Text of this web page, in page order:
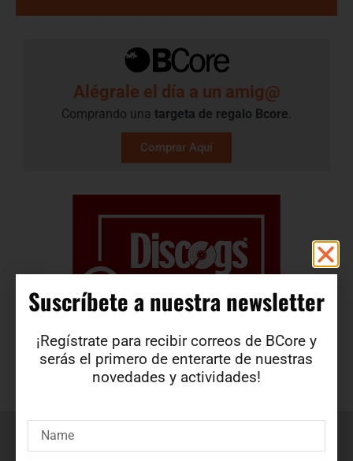
Alégrale el día a un amig@
Comprando una targeta de regalo​ Bcore.
Comprar Aquí
Suscríbete a nuestra newsletter
Suscríbete a nuestra newsletter​
¡Regístrate para recibir correos de BCore y
serás el primero de enterarte de nuestras
novedades y actividades!